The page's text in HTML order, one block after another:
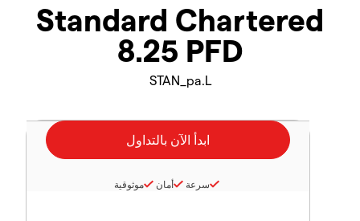
Standard Chartered
8.25 PFD
STAN_pa.L
سرعة أمان موثوقية